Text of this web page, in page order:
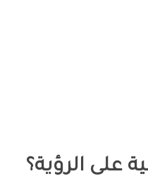
على الرؤية؟